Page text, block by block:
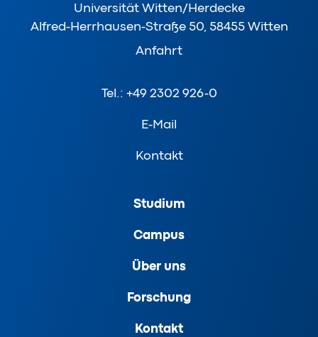
Universität Witten/Herdecke
Alfred-Herrhausen-Straße 50, 58455 Witten
Anfahrt
Tel.: +49 2302 926-0
E-Mail
Kontakt
Studium
Campus
Über uns
Forschung
Kontakt